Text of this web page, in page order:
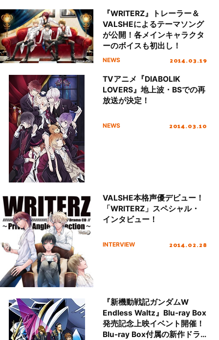
『WRITERZ』トレーラー＆
VALSHEによるテーマソング
が公開！各メインキャラクタ
ーのボイスも初出し！
NEWS 2014.03.19
TVアニメ『DIABOLIK
LOVERS』地上波・BSでの再
放送が決定！
NEWS 2014.03.10
VALSHE本格声優デビュー！
「WRITERZ」スペシャル・
インタビュー！
INTERVIEW 2014.02.28
『新機動戦記ガンダムW
Endless Waltz』Blu-ray Box
発売記念上映イベント開催！
Blu-ray Box付属の新作ドラ